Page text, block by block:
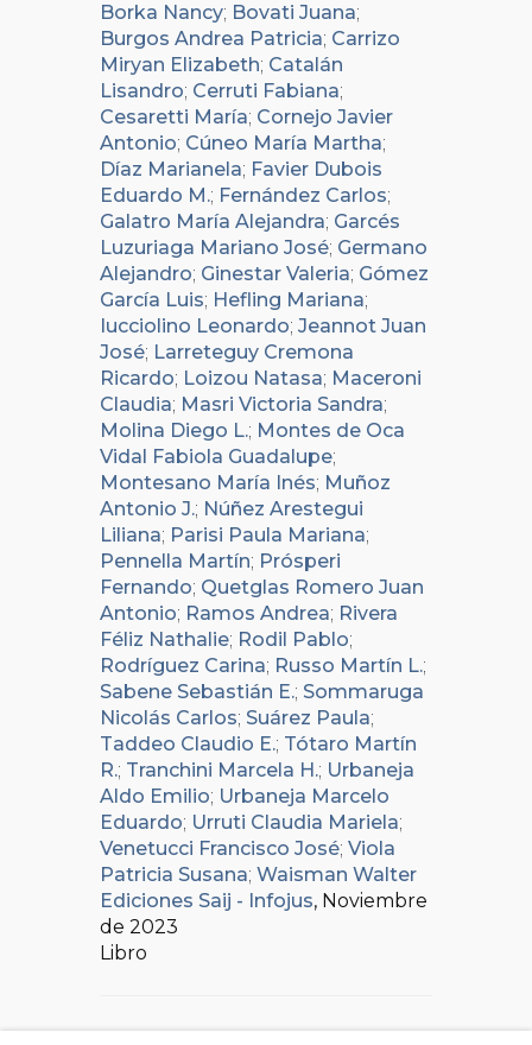
Borka Nancy; Bovati Juana;
Burgos Andrea Patricia; Carrizo
Miryan Elizabeth; Catalán
Lisandro; Cerruti Fabiana;
Cesaretti María; Cornejo Javier
Antonio; Cúneo María Martha;
Díaz Marianela; Favier Dubois
Eduardo M.; Fernández Carlos;
Galatro María Alejandra; Garcés
Luzuriaga Mariano José; Germano
Alejandro; Ginestar Valeria; Gómez
García Luis; Hefling Mariana;
Iucciolino Leonardo; Jeannot Juan
José; Larreteguy Cremona
Ricardo; Loizou Natasa; Maceroni
Claudia; Masri Victoria Sandra;
Molina Diego L.; Montes de Oca
Vidal Fabiola Guadalupe;
Montesano María Inés; Muñoz
Antonio J.; Núñez Arestegui
Liliana; Parisi Paula Mariana;
Pennella Martín; Prósperi
Fernando; Quetglas Romero Juan
Antonio; Ramos Andrea; Rivera
Féliz Nathalie; Rodil Pablo;
Rodríguez Carina; Russo Martín L.;
Sabene Sebastián E.; Sommaruga
Nicolás Carlos; Suárez Paula;
Taddeo Claudio E.; Tótaro Martín
R.; Tranchini Marcela H.; Urbaneja
Aldo Emilio; Urbaneja Marcelo
Eduardo; Urruti Claudia Mariela;
Venetucci Francisco José; Viola
Patricia Susana; Waisman Walter
Ediciones Saij - Infojus, Noviembre
de 2023
Libro